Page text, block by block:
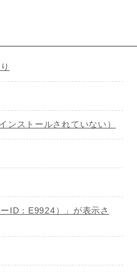
ストールされていない）
ID：E9924）」が表示さ